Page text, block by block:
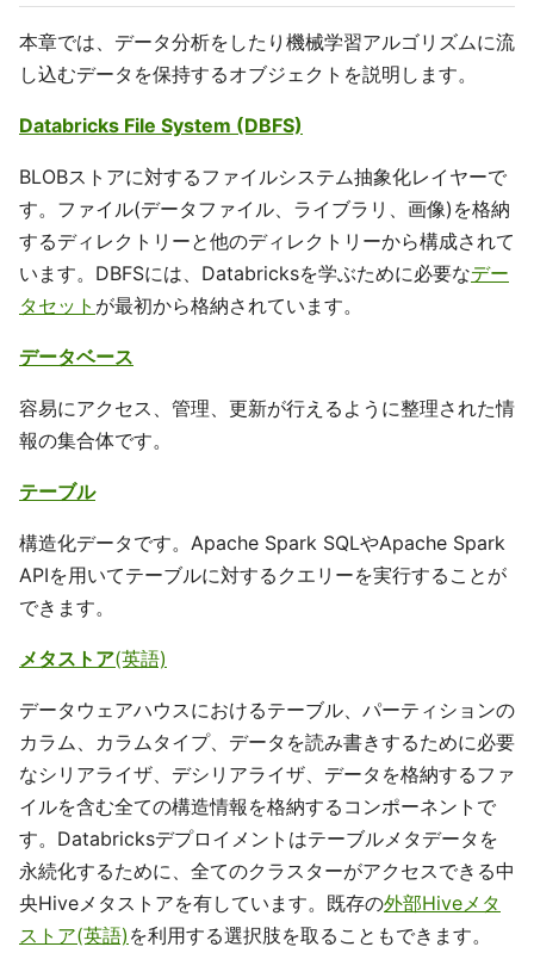
本章では、データ分析をしたり機械学習アルゴリズムに流
し込むデータを保持するオブジェクトを説明します。
Databricks File System (DBFS)
BLOBストアに対するファイルシステム抽象化レイヤーで
す。ファイル(データファイル、ライブラリ、画像)を格納
するディレクトリーと他のディレクトリーから構成されて
います。DBFSには、Databricksを学ぶために必要なデー
タセット が最初から格納されています。
データベース
容易にアクセス、管理、更新が行えるように整理された情
報の集合体です。
テーブル
構造化データです。Apache Spark SQLやApache Spark
APIを用いてテーブルに対するクエリーを実行することが
できます。
メタストア(英語)
データウェアハウスにおけるテーブル、パーティションの
カラム、カラムタイプ、データを読み書きするために必要
なシリアライザ、デシリアライザ、データを格納するファ
イルを含む全ての構造情報を格納するコンポーネントで
す。Databricksデプロイメントはテーブルメタデータを
永続化するために、全てのクラスターがアクセスできる中
央Hiveメタストアを有しています。既存の外部Hiveメタ
ストア(英語) を利用する選択肢を取ることもできます。